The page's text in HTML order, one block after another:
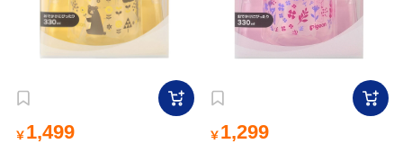
￥ 1,499 ￥ 1,299